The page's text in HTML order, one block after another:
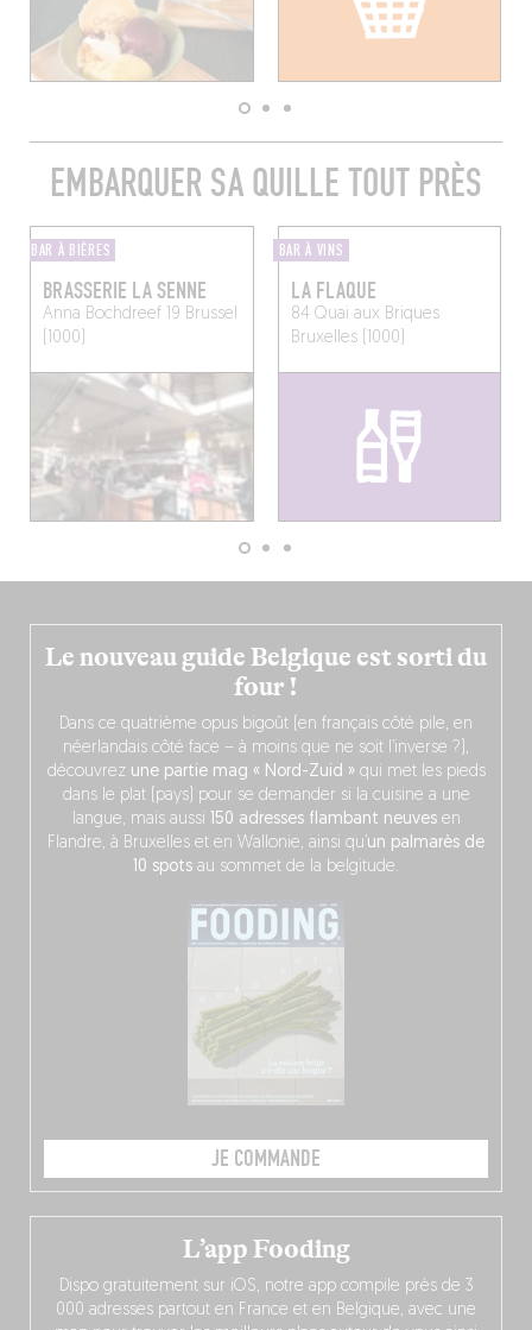
EMBARQUER SA QUILLE TOUT PRÈS
BAR À BIÈRES
BRASSERIE LA SENNE
Anna Bochdreef 19 Brussel
(1000)
BAR À VINS
LA FLAQUE
84 Quai aux Briques
Bruxelles (1000)
Le nouveau guide Belgique est sorti du
four !
Dans ce quatrième opus bigoût (en français côté pile, en
néerlandais côté face – à moins que ne soit l’inverse ?),
découvrez une partie mag « Nord-Zuid » qui met les pieds
dans le plat (pays) pour se demander si la cuisine a une
langue, mais aussi 150 adresses flambant neuvesen
Flandre, à Bruxelles et en Wallonie, ainsi qu’un palmarès de
10 spots au sommet de la belgitude.
JE COMMANDE
L’app Fooding
Dispo gratuitement sur iOS, notre app compile près de 3
000 adresses partout en France et en Belgique, avec une